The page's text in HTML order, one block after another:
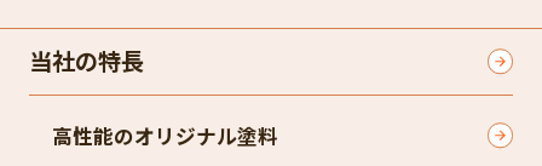
当社の特長
高性能のオリジナル塗料